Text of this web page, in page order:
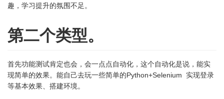
趣，学习提升的氛围不足。
第二个类型。
首先功能测试肯定也会，会一点点自动化，这个自动化是说，能实
现简单的效果。能自己去玩一些简单的Python+Selenium 实现登录
等基本效果、搭建环境。